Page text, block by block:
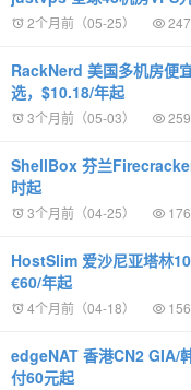
2个月前（05-25）
RackNerd 美国多机房便
选，$10.18/年起
3个月前（05-03）
ShellBox 芬兰
时起
3个月前（04-25）
HostSlim 爱沙尼亚塔林
€60/年起
4个月前（04-18）
edgeNAT 香港CN2 GIA/
付60元起